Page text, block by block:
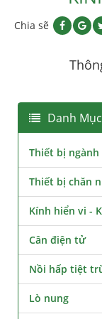
Chia sẽ
Danh
Thiết bị
Thiết bị chăn
Kính hiển vi -
Cân điện tử
Nồi hấp tiệt
Lò nung